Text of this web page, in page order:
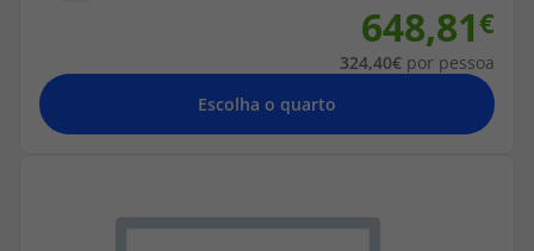
648,81
324,40
por pessoa
Escolha o quarto